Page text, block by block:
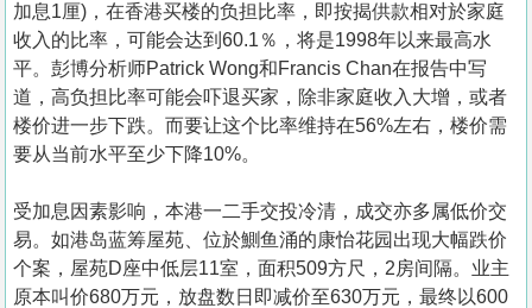
加息1厘)，在香港买楼的负担比率，即按揭供款相对於家庭
收入的比率，可能会达到60.1％，将是1998年以来最高水
平。彭博分析师Patrick Wong和Francis Chan在报告中写
道，高负担比率可能会吓退买家，除非家庭收入大增，或者
楼价进一步下跌。而要让这个比率维持在56%左右，楼价需
要从当前水平至少下降10%。
受加息因素影响，本港一二手交投冷清，成交亦多属低价交
易。如港岛蓝筹屋苑、位於鰂鱼涌的康怡花园出现大幅跌价
个案，屋苑D座中低层11室，面积509方尺，2房间隔。业主
原本叫价680万元，放盘数日即减价至630万元，最终以600